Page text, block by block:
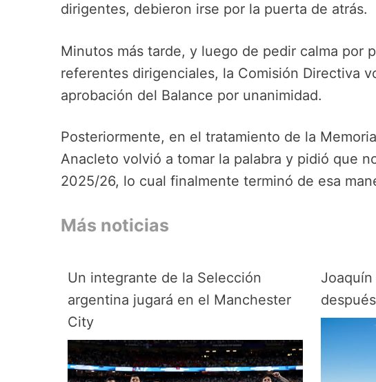
dirigentes, debieron irse por la puerta de atrás.
Minutos más tarde, y luego de pedir calma por
referentes dirigenciales, la Comisión Directiva
aprobación del Balance por unanimidad.
Posteriormente, en el tratamiento de la
Anacleto volvió a tomar la palabra y pidió que
2025/26, lo cual finalmente terminó de esa
Más noticias
Un integrante de la Selección
argentina jugará en el Manchester
City